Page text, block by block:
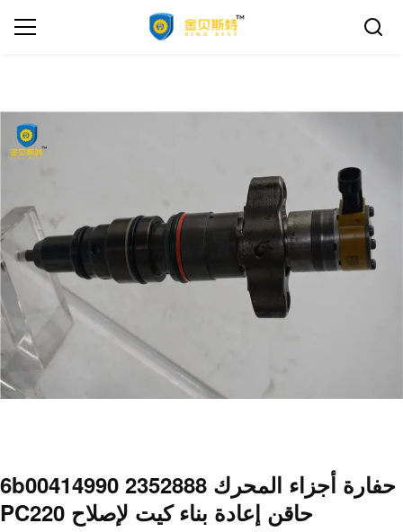
حفارة أجزاء المحرك 2352888 6b00414990
حاقن إعادة بناء كيت لإصلاح PC220